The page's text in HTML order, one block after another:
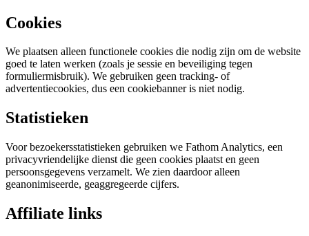
Cookies
We plaatsen alleen functionele cookies die nodig zijn om de website
goed te laten werken (zoals je sessie en beveiliging tegen
formuliermisbruik). We gebruiken geen tracking- of
advertentiecookies, dus een cookiebanner is niet nodig.
Statistieken
Voor bezoekersstatistieken gebruiken we Fathom Analytics, een
privacyvriendelijke dienst die geen cookies plaatst en geen
persoonsgegevens verzamelt. We zien daardoor alleen
geanonimiseerde, geaggregeerde cijfers.
Affiliate links